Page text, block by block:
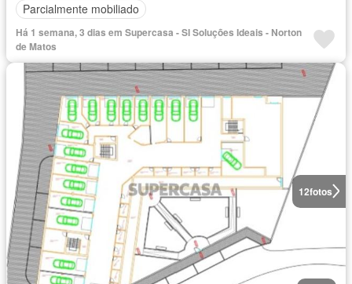
Parcialmente mobiliado
Há 1 semana, 3 dias em Supercasa - SI Soluções Ideais - Norton
de Matos
12fotos